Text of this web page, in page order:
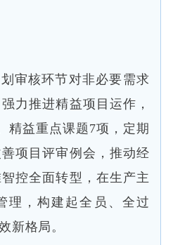
审核环节对非必要需求
力推进精益项目运作，
精益重点课题7项，定期
项目评审例会，推动经
控全面转型，在生产主
理，构建起全员、全过
新格局。